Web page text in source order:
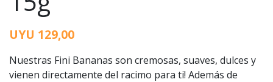
UYU 129,00
Nuestras Fini Bananas son cremosas, suaves, dulces y
vienen directamente del racimo para ti! Además de